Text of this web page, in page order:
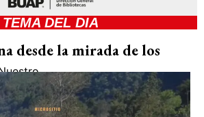
TEMA DEL DIA
desde la mirada de los